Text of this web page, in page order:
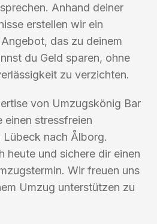
Anhand deiner
erstellen wir ein
das zu deinem
du Geld sparen, ohne
zu verzichten.
von Umzugskönig Bar
einen stressfreien
nach Ålborg.
heute und sichere dir einen
Wir freuen uns
Umzug unterstützen zu